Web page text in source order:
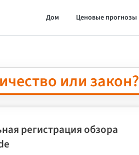
Дом Ценовые прогнозы
или закон?
регистрация обзора